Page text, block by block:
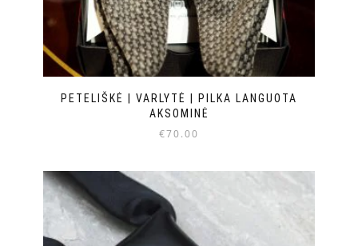
PETELIŠKĖ | VARLYTĖ | PILKA LANGUOTA
AKSOMINĖ
€70.00